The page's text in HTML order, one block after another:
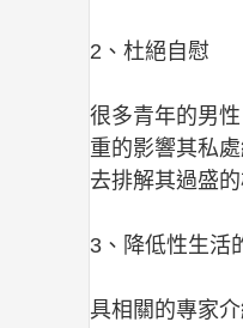
2、杜絕自慰
很多青年的男
重的影響其私
去排解其過盛
3、降低性生活
具相關的專家